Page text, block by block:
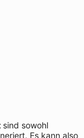
sind sowohl
Es kann also